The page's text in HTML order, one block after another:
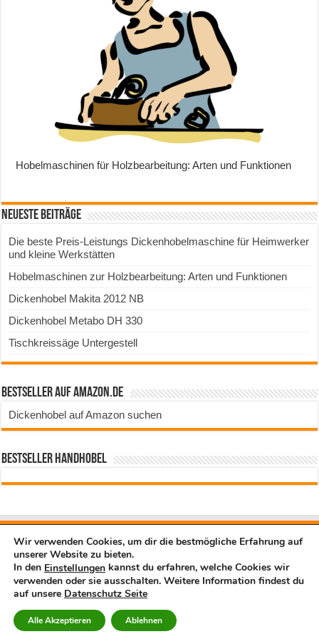
Hobelmaschinen für Holzbearbeitung: Arten und Funktionen
Neueste Beiträge
Die beste Preis-Leistungs Dickenhobelmaschine für Heimwerker
und kleine Werkstätten
Hobelmaschinen zur Holzbearbeitung: Arten und Funktionen
Dickenhobel Makita 2012 NB
Dickenhobel Metabo DH 330
Tischkreissäge Untergestell
Bestseller auf Amazon.de
Dickenhobel auf Amazon suchen
Bestseller Handhobel
Impressum
Datenschutz
Wir verwenden Cookies, um dir die bestmögliche Erfahrung auf
unserer Website zu bieten.
In den Einstellungen kannst du erfahren, welche Cookies wir
verwenden oder sie ausschalten. Weitere Information findest du
auf unsere Datenschutz Seite
Alle Akzeptieren Ablehnen